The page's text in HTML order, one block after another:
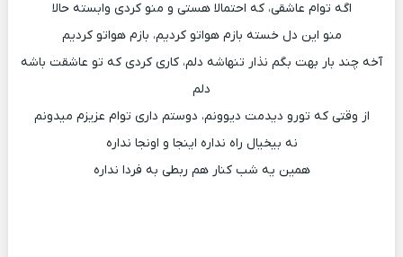
اگه توام عاشقی، که احتمالا هستی و منو کردی وابسته حالا
منو این دل خسته بازم هواتو کردیم، بازم هواتو کردیم
آخه چند بار بهت بگم نذار تنهاشه دلم، کاری کردی که تو عاشقت باشه
دلم
از وقتی که تورو دیدمت دیوونم، دوستم داری توام عزیزم میدونم
نه بیخیال راه نداره اینجا و اونجا نداره
همین یه شب کنار هم ربطی به فردا نداره